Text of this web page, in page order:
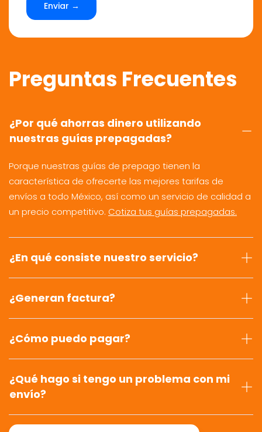
Enviar →
Preguntas Frecuentes
¿Por qué ahorras dinero utilizando
nuestras guías prepagadas?
Porque nuestras guías de prepago tienen la
característica de ofrecerte las mejores tarifas de
envíos a todo México, así como un servicio de calidad a
un precio competitivo. Cotiza tus guías prepagadas.
¿En qué consiste nuestro servicio?
¿Generan factura?
¿Cómo puedo pagar?
¿Qué hago si tengo un problema con mi
envío?